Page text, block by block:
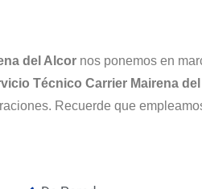
del Alcor nos ponemos en
Técnico Carrier Mairena
Recuerde que